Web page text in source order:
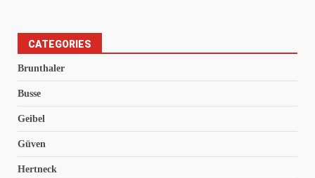
CATEGORIES
Brunthaler
Busse
Geibel
Güven
Hertneck